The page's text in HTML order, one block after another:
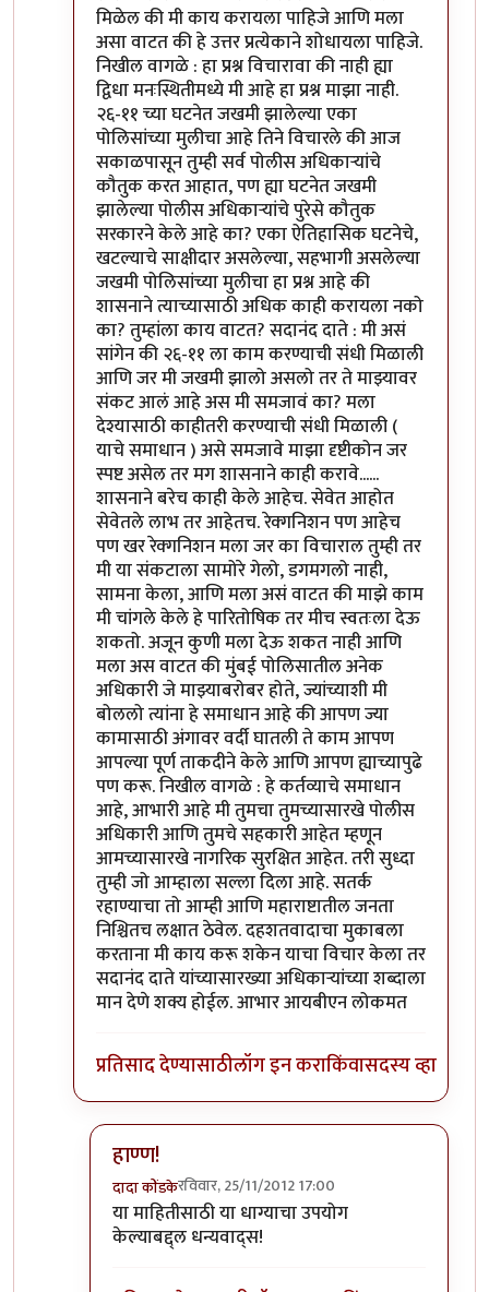
प्रतिसाद देण्यासाठीलॉग इन कराकिंवासदस्य व्हा
हाण्ण!
दादा कोंडकेरविवार, 25/11/2012 17:00
In reply to- मुम्बै ते पुणे - २६-११ ते २१-११ - फक्त तीन
या माहितीसाठी या धाग्याचा उपयोग
केल्याबद्द्ल धन्यवाद्स!